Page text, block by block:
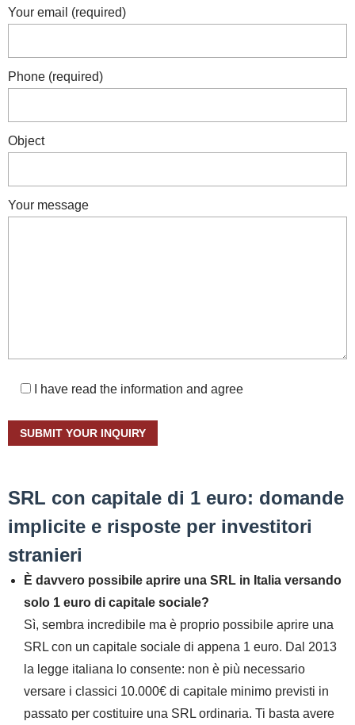
Your email (required)
Phone (required)
Object
Your message
I have read the information and agree
SRL con capitale di 1 euro: domande
implicite e risposte per investitori
stranieri
È davvero possibile aprire una SRL in Italia versando
solo 1 euro di capitale sociale?
Sì, sembra incredibile ma è proprio possibile aprire una
SRL con un capitale sociale di appena 1 euro. Dal 2013
la legge italiana lo consente: non è più necessario
versare i classici 10.000€ di capitale minimo previsti in
passato per costituire una SRL ordinaria. Ti basta avere